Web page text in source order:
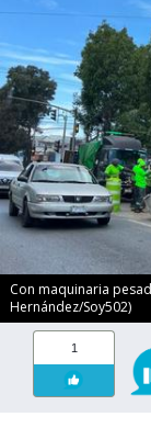
Con maquinaria
Hernández/Soy502)
1